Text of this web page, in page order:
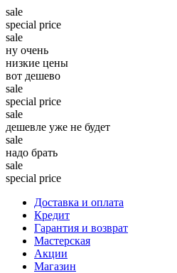
sale
special price
sale
ну очень
низкие цены
вот дешево
sale
special price
sale
дешевле уже не будет
sale
надо брать
sale
special price
Доставка и оплата
Кредит
Гарантия и возврат
Мастерская
Акции
Магазин